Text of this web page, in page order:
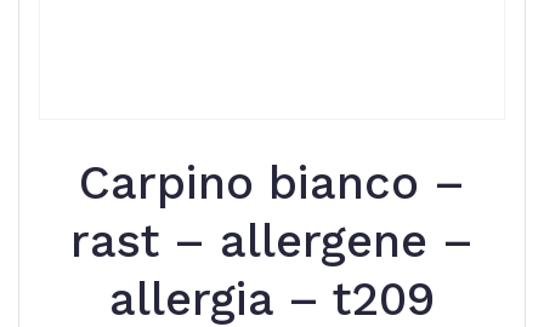
Carpino bianco –
rast – allergene –
allergia – t209